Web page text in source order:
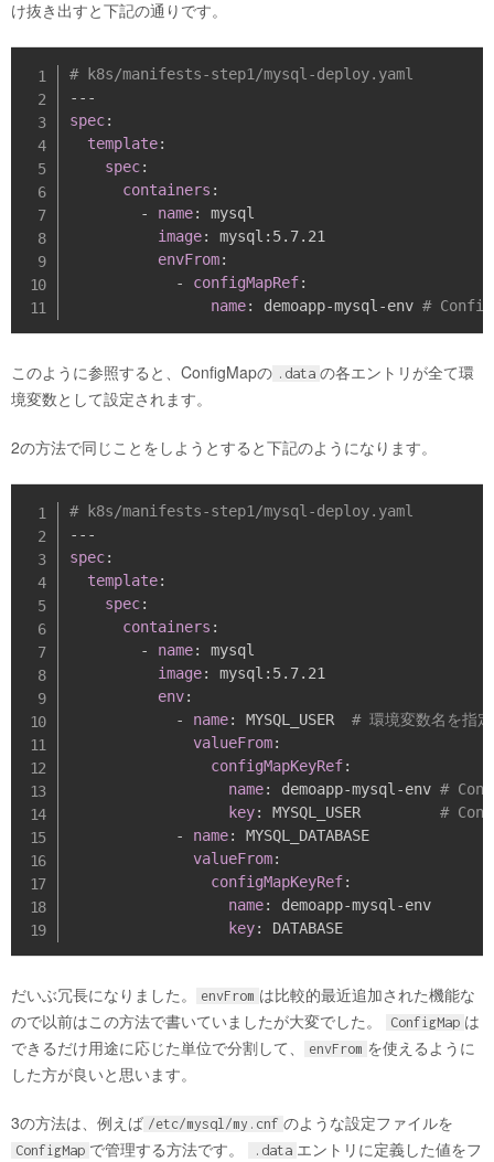
け抜き出すと下記の通りです。
# k8s/manifests-step1/mysql-deploy.yaml
---
spec:
template:
spec:
containers :
-
name:
mysql
image: mysql : 5.7.21
envFrom:
-
configMapRef:
name: demoapp-mysql-env #
このように参照すると、ConfigMapの .data の各エントリが全て環
境変数として設定されます。
2の方法で同じことをしようとすると下記のようになります。
# k8s/manifests-step1/mysql-deploy.yaml
---
spec:
template:
spec:
containers :
-
name:
mysql
image: mysql : 5.7.21
env:
-
name: MYSQL_USER # 環境変数名を指定
valueFrom:
configMapKeyRef:
name: demoapp-mysql-env #
key: MYSQL_USER #
-
name:
MYSQL_DATABASE
valueFrom:
configMapKeyRef:
name: demoapp-mysql-env
key:
だいぶ冗長になりました。 envFrom は比較的最近追加された機能な
ので以前はこの方法で書いていましたが大変でした。
ConfigMap は
できるだけ用途に応じた単位で分割して、
envFrom を使えるように
した方が良いと思います。
3の方法は、例えば /etc/mysql/my.cnf のような設定ファイルを
ConfigMap で管理する方法です。 .data エントリに定義した値をフ